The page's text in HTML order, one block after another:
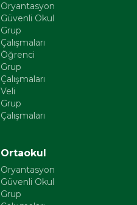
Oryantasyon
Güvenli Okul
Grup
Çalışmaları
Öğrenci
Grup
Çalışmaları
Veli
Grup
Çalışmaları
Ortaokul
Oryantasyon
Güvenli Okul
Grup